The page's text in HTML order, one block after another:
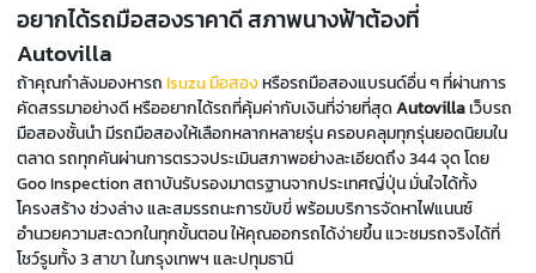
อยากได้รถมือสองราคาดี สภาพนางฟ้าต้องที่
Autovilla
ถ้าคุณกำลังมองหารถIsuzu มือสองหรือรถมือสองแบรนด์อื่น ๆ ที่ผ่านการ
คัดสรรมาอย่างดี หรืออยากได้รถที่คุ้มค่ากับเงินที่จ่ายที่สุดAutovillaเว็บรถ
มือสองชั้นนำ มีรถมือสองให้เลือกหลากหลายรุ่น ครอบคลุมทุกรุ่นยอดนิยมใน
ตลาด รถทุกคันผ่านการตรวจประเมินสภาพอย่างละเอียดถึง 344 จุด โดย
Goo Inspection สถาบันรับรองมาตรฐานจากประเทศญี่ปุ่น มั่นใจได้ทั้ง
โครงสร้าง ช่วงล่าง และสมรรถนะการขับขี่ พร้อมบริการจัดหาไฟแนนซ์
อำนวยความสะดวกในทุกขั้นตอน ให้คุณออกรถได้ง่ายขึ้น แวะชมรถจริงได้ที่
โชว์รูมทั้ง 3 สาขา ในกรุงเทพฯ และปทุมธานี